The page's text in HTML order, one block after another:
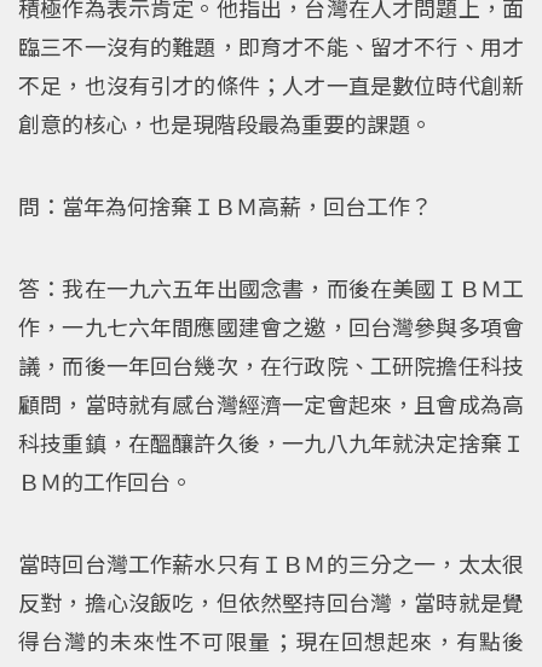
積極作為表示肯定。他指出，台灣在人才問題上，面
臨三不一沒有的難題，即育才不能、留才不行、用才
不足，也沒有引才的條件；人才一直是數位時代創新
創意的核心，也是現階段最為重要的課題。
問：當年為何捨棄ＩＢＭ高薪，回台工作？
答：我在一九六五年出國念書，而後在美國ＩＢＭ工
作，一九七六年間應國建會之邀，回台灣參與多項會
議，而後一年回台幾次，在行政院、工研院擔任科技
顧問，當時就有感台灣經濟一定會起來，且會成為高
科技重鎮，在醞釀許久後，一九八九年就決定捨棄Ｉ
ＢＭ的工作回台。
當時回台灣工作薪水只有ＩＢＭ的三分之一，太太很
反對，擔心沒飯吃，但依然堅持回台灣，當時就是覺
得台灣的未來性不可限量；現在回想起來，有點後